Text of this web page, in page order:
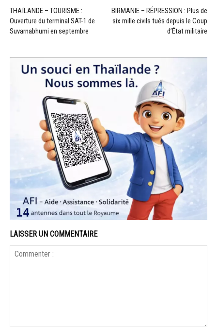
THAÏLANDE – TOURISME :
Ouverture du terminal SAT-1 de
Suvarnabhumi en septembre
BIRMANIE – RÉPRESSION : Plus de
six mille civils tués depuis le Coup
d’État militaire
LAISSER UN COMMENTAIRE